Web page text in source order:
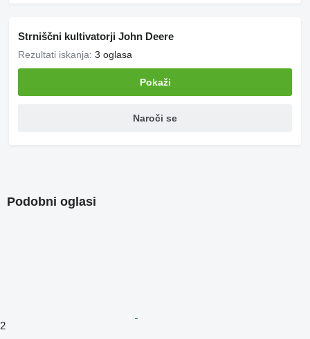
Strniščni kultivatorji John Deere
Rezultati iskanja: 3 oglasa
Pokaži
Naroči se
Podobni oglasi
2